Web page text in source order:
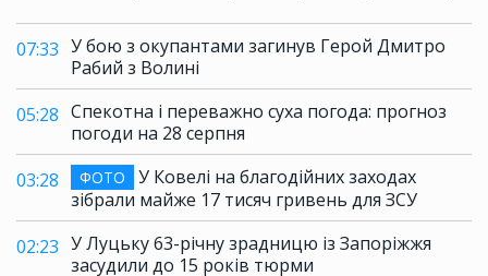
07:33 У бою з окупантами загинув Герой Дмитро
Рабий з Волині
05:28 Спекотна і переважно суха погода: прогноз
погоди на 28 серпня
03:28
ФОТО
У Ковелі на благодійних заходах
зібрали майже 17 тисяч гривень для ЗСУ
02:23 У Луцьку 63-річну зрадницю із Запоріжжя
засудили до 15 років тюрми